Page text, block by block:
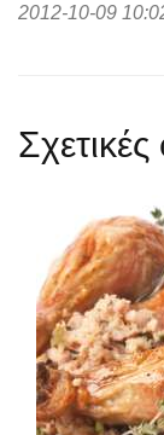
2012-10-09